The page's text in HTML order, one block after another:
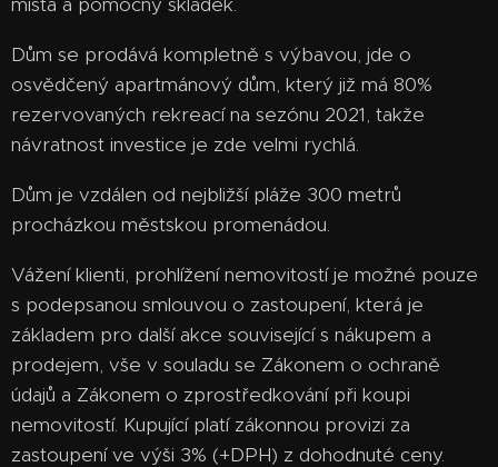
Dům se prodává kompletně s výbavou, jde o
osvědčený apartmánový dům, který již má 80%
rezervovaných rekreací na sezónu 2021, takže
návratnost investice je zde velmi rychlá.
Dům je vzdálen od nejbližší pláže 300 metrů
procházkou městskou promenádou.
Vážení klienti, prohlížení nemovitostí je možné pouze
s podepsanou smlouvou o zastoupení, která je
základem pro další akce související s nákupem a
prodejem, vše v souladu se Zákonem o ochraně
údajů a Zákonem o zprostředkování při koupi
nemovitostí. Kupující platí zákonnou provizi za
zastoupení ve výši 3% (+DPH) z dohodnuté ceny.